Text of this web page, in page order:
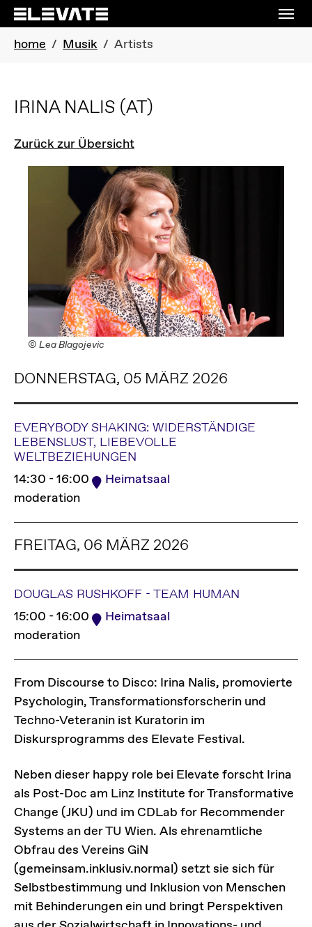
Skip to main navigation
Skip to main content
Skip to page footer
You are here:
home Musik Artists
IRINA NALIS (AT)
Zurück zur Übersicht
© Lea Blagojevic
DONNERSTAG, 05 MÄRZ 2026
EVERYBODY SHAKING: WIDERSTÄNDIGE
LEBENSLUST, LIEBEVOLLE
WELTBEZIEHUNGEN
14:30 - 16:00
Heimatsaal
moderation
FREITAG, 06 MÄRZ 2026
DOUGLAS RUSHKOFF - TEAM HUMAN
15:00 - 16:00
Heimatsaal
moderation
From Discourse to Disco: Irina Nalis, promovierte
Psychologin, Transformationsforscherin und
Techno-Veteranin ist Kuratorin im
Diskursprogramms des Elevate Festival.
Neben dieser happy role bei Elevate forscht Irina
als Post-Doc am Linz Institute for Transformative
Change (JKU) und im CDLab for Recommender
Systems an der TU Wien. Als ehrenamtliche
Obfrau des Vereins GiN
(gemeinsam.inklusiv.normal) setzt sie sich für
Selbstbestimmung und Inklusion von Menschen
mit Behinderungen ein und bringt Perspektiven